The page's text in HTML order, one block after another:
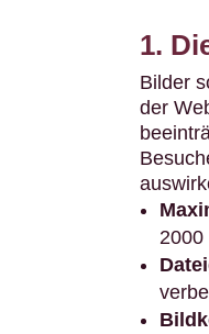
1.
Bilder
der
2000